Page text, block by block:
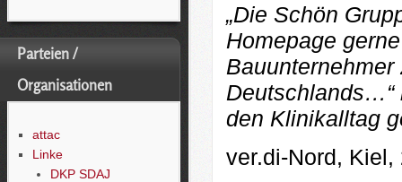
Parteien /
Organisationen
attac
Linke
DKP SDAJ
„Die Schön
Homepage
Deutschlands…“
den Klinikalltag
ver.di-Nord, Kiel,